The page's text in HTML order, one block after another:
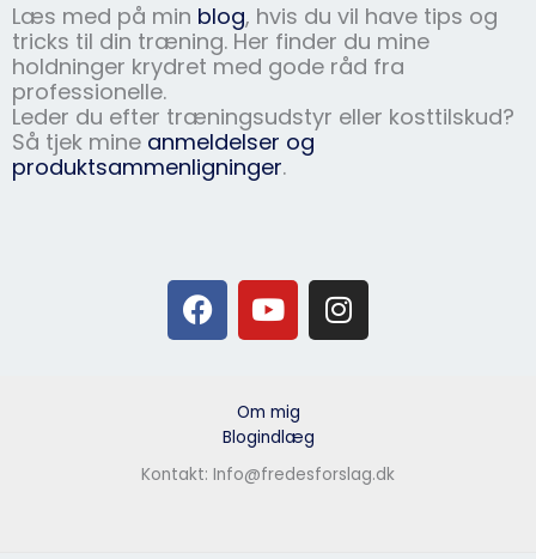
Læs med på min blog, hvis du vil have tips og
tricks til din træning. Her finder du mine
holdninger krydret med gode råd fra
professionelle.
Leder du efter træningsudstyr eller kosttilskud?
Så tjek mine anmeldelser og
produktsammenligninger.
F
a
c
o
Y
o
u
u
b
e
I
n
s
r
Om mig
Blogindlæg
Kontakt: Info@fredesforslag.dk